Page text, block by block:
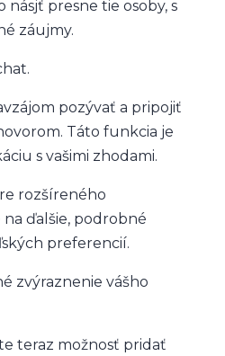
násjť presne tie osoby, s
záujmy.
pozývať a pripojiť
Táto funkcia je
s vašimi zhodami.
rozšíreného
na ďalšie, podrobné
preferencií.
zvýraznenie vášho
teraz možnosť pridať